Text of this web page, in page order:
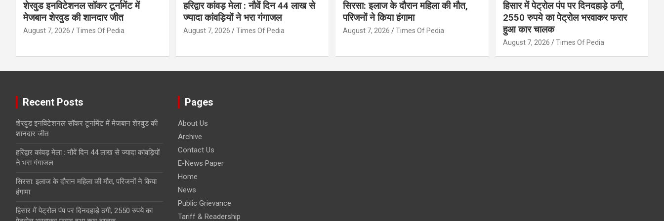
शेरवुड इनविटेशनल सॉकर टूर्नामेंट में
मेजबान शेरवुड की शानदार जीत
August 7, 2026 Times Of Pedia
हरिद्वार कांवड़ मेला : नौवें दिन 44 लाख से
ज्यादा कांवड़ियों ने भरा गंगाजल
August 7, 2026 Times Of Pedia
सिरसा: इलाज के दौरान महिला की मौत,
परिजनों ने किया हंगामा
August 7, 2026 Times Of Pedia
हिसार में पेट्रोल पंप पर दिनदहाड़े ठगी,
2550 रुपये का पेट्रोल भरवाकर फरार
हुआ कार चालक
August 7, 2026 Times Of Pedia
Recent Posts
शेरवुड इनविटेशनल सॉकर टूर्नामेंट में मेजबान शेरवुड की
शानदार जीत
हरिद्वार कांवड़ मेला : नौवें दिन 44 लाख से ज्यादा कांवड़ियों
ने भरा गंगाजल
सिरसा: इलाज के दौरान महिला की मौत, परिजनों ने किया
हंगामा
हिसार में पेट्रोल पंप पर दिनदहाड़े ठगी, 2550 रुपये का
Pages
About Us
Archive
Contact Us
E-News Paper
Home
News
Public Grievance
Tariff & Readership